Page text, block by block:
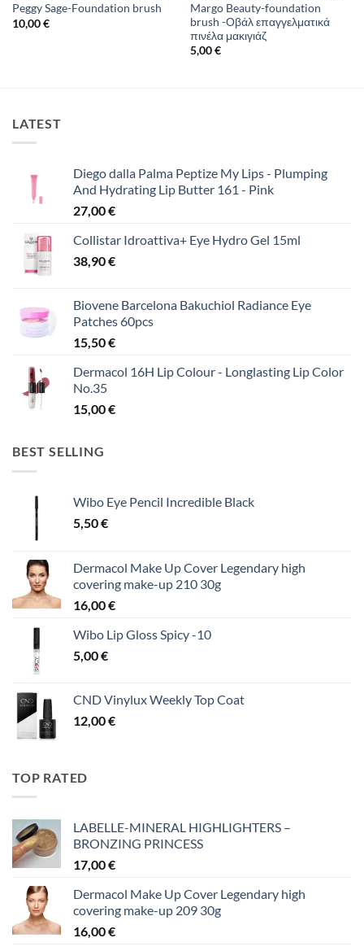
Peggy Sage-Foundation brush
10,00€
Margo Beauty-foundation
brush -Οβάλ επαγγελματικά
πινέλα μακιγιάζ
5,00€
LATEST
Diego dalla Palma Peptize My Lips - Plumping
And Hydrating Lip Butter 161 - Pink
27,00€
Collistar Idroattiva+ Eye Hydro Gel 15ml
38,90€
Biovene Barcelona Bakuchiol Radiance Eye
Patches 60pcs
15,50€
Dermacol 16H Lip Colour - Longlasting Lip Color
No.35
15,00€
BEST SELLING
Wibo Eye Pencil Incredible Black
5,50€
Dermacol Make Up Cover Legendary high
covering make-up 210 30g
16,00€
Wibo Lip Gloss Spicy -10
5,00€
CND Vinylux Weekly Top Coat
12,00€
TOP RATED
LABELLE-MINERAL HIGHLIGHTERS –
BRONZING PRINCESS
17,00€
Dermacol Make Up Cover Legendary high
covering make-up 209 30g
16,00€